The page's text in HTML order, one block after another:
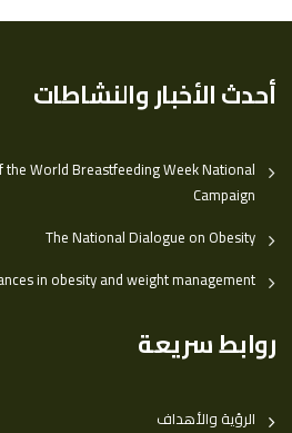
أحدث الأخبار والنشاطات
World Breastfeeding Week National
Campaign
The National Dialogue on Obesity
in obesity and weight management
روابط سريعة
الرؤية والأهداف